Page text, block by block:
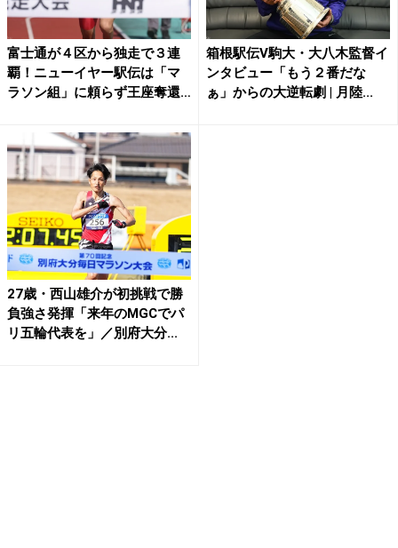
富士通が４区から独走で３連
覇！ニューイヤー駅伝は「マ
ラソン組」に頼らず王座奪還
箱根駅伝V駒大・大八木監督イ
ンタビュー「もう２番だな
ぁ」からの大逆転劇 | 月陸...
27歳・西山雄介が初挑戦で勝
負強さ発揮「来年のMGCでパ
リ五輪代表を」／別府大分...